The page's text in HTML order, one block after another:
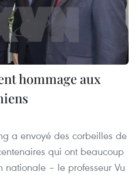
hommage aux
a envoyé des corbeilles de
qui ont beaucoup
nationale – le professeur Vu